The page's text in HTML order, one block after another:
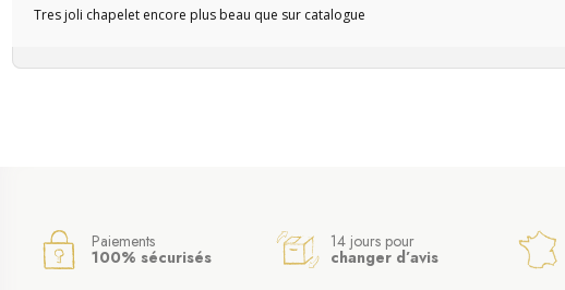
Tres joli chapelet encore plus beau que sur catalogue
Paiements
100% sécurisés
14 jours pour
changer d’avis